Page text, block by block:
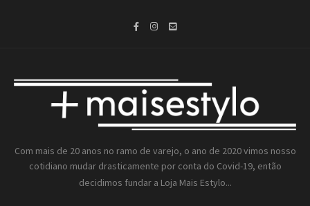
Com mais de 20 anos no ramo de varejo, o ano de 2020 vimos nosso
cotidiano mudar drasticamente por conta do Covid-19, então
decidimos fundar a Loja Mais Estylo...